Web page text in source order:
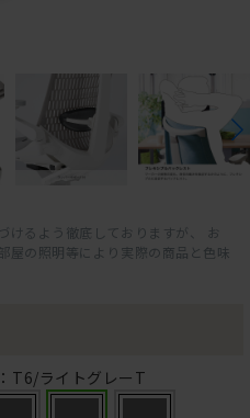
けるよう徹底しておりますが、 お
屋の照明等により実際の商品と色味
T6/ライトグレーT